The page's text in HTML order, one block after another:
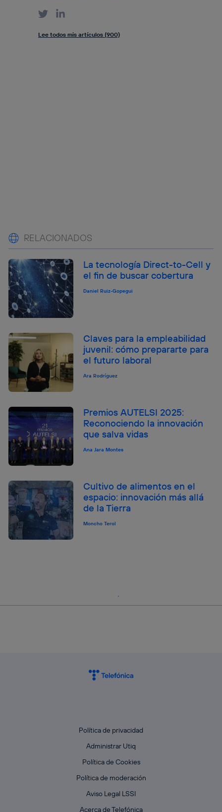
Lee todos mis artículos (900)
RELACIONADOS
La tecnología Direct-to-Cell y
el fin de buscar cobertura
Daniel Ruiz-Gopegui
Claves para la empleabilidad
juvenil: cómo prepararte para
el futuro laboral
Ara Rodríguez
Premios AUTELSI 2025:
Reconociendo la innovación
que salva vidas
Ana Jara Montes
Cultivo de alimentos en el
espacio: innovación más allá
de la Tierra
Moncho Terol
Política de privacidad
Administrar Utiq
Política de Cookies
Política de moderación
Aviso Legal LSSI
Acerca de Telefónica